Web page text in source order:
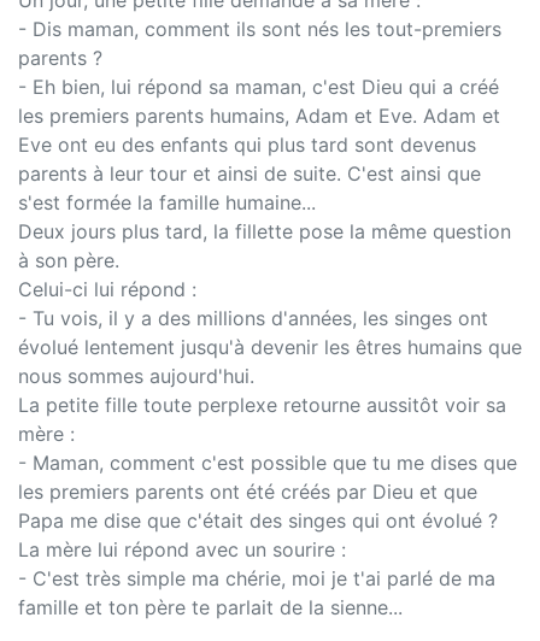
- Dis maman, comment ils sont nés les tout-premiers
parents ?
- Eh bien, lui répond sa maman, c'est Dieu qui a créé
les premiers parents humains, Adam et Eve. Adam et
Eve ont eu des enfants qui plus tard sont devenus
parents à leur tour et ainsi de suite. C'est ainsi que
s'est formée la famille humaine...
Deux jours plus tard, la fillette pose la même question
à son père.
Celui-ci lui répond :
- Tu vois, il y a des millions d'années, les singes ont
évolué lentement jusqu'à devenir les êtres humains que
nous sommes aujourd'hui.
La petite fille toute perplexe retourne aussitôt voir sa
mère :
- Maman, comment c'est possible que tu me dises que
les premiers parents ont été créés par Dieu et que
Papa me dise que c'était des singes qui ont évolué ?
La mère lui répond avec un sourire :
- C'est très simple ma chérie, moi je t'ai parlé de ma
famille et ton père te parlait de la sienne...